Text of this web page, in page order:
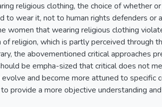
religious clothing, the choice of whether
to wear it, not to human rights defenders or
women that wearing religious clothing
religion, which is partly perceived through
the abovementioned critical approaches
be empha-sized that critical does not
and become more attuned to specific
provide a more objective understanding